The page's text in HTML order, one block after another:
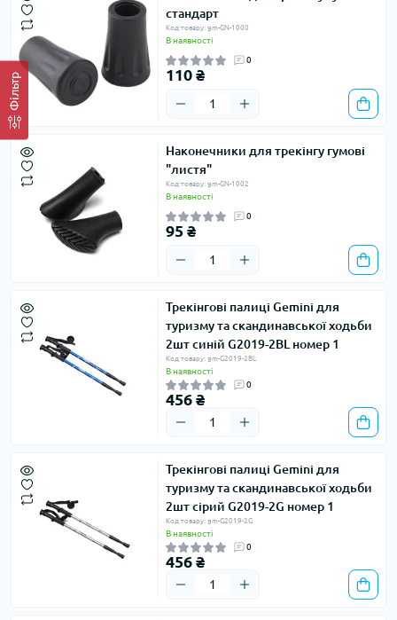
Фільтр
стандарт
Код товару: gm-GN-1000
В наявності
0
110 ₴
Наконечники для трекінгу гумові
"листя"
Код товару: gm-GN-1002
В наявності
0
95 ₴
Трекінгові палиці Gemini для
туризму та скандинавської ходьби
2шт синій G2019-2BL номер 1
Код товару: gm-G2019-2BL
В наявності
0
456 ₴
Трекінгові палиці Gemini для
туризму та скандинавської ходьби
2шт сірий G2019-2G номер 1
Код товару: gm-G2019-2G
В наявності
0
456 ₴